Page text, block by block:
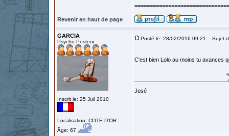
===============================
Revenir en haut de page
GARCIA
Psycho Posteur
Inscrit le: 25 Juil 2010
Localisation: COTE D'OR
Âge: 67
Posté le: 28/02/2016 09:21 Sujet
C'est bien Lolo au moins tu avances
José